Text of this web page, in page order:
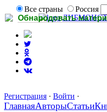
Обнародовать
Все страны
Россия
Регистрация · Войти ·
ГлавнаяАвторыСтатьи